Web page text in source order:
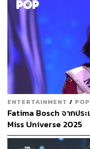
แถลงข่าวเมื่อประเทศไ
แล้วเท่านั้น
ENTERTAINMENT / POP
Fatima Bosch จากปร
Miss Universe 2025